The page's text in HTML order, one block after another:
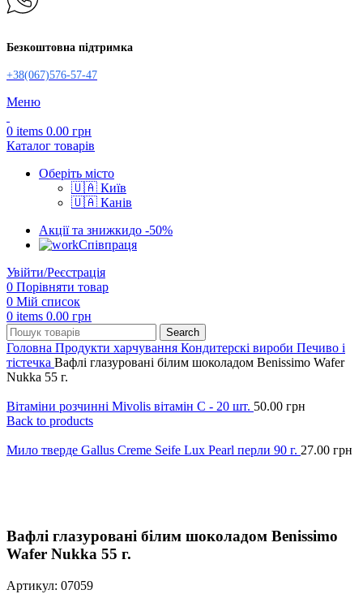
Безкоштовна підтримка
+38(067)576-57-47
Меню
0 items 0.00 грн
Каталог товарів
Оберіть місто
🇺🇦 Київ
🇺🇦 Канів
Акції та знижкидо -50%
Співпраця
Увійти/Реєстрація
0 Порівняти товар
0 Мій список
0 items 0.00 грн
Search
Головна Продукти харчування Кондитерскі вироби Печиво і
тістечка Вафлі глазуровані білим шоколадом Benissimo Wafer
Nukka 55 г.
Вітаміни розчинні Mivolis вітамін С - 20 шт. 50.00 грн
Back to products
Мило тверде Gallus Creme Seife Lux Pearl перли 90 г. 27.00 грн
Вафлі глазуровані білим шоколадом Benissimo
Wafer Nukka 55 г.
Артикул: 07059